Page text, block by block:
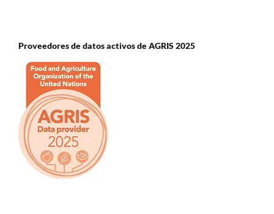
Proveedores de datos activos de AGRIS 2025